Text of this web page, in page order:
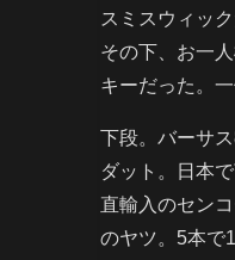
スミスウィッ
その下、お一
キーだった。
下段。バーサ
ダット。日本
直輸入のセン
のヤツ。5本で